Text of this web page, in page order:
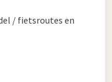
/ fietsroutes en